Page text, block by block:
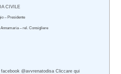
CIVILE
– Presidente
– rel. Consigliere
facebook @avvrenatodisa Cliccare qui